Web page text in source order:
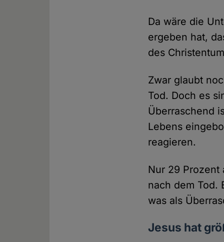
Da wäre die
ergeben hat,
des
Zwar glaubt
Tod. Doch es
Überraschend
Lebens
reagieren.
Nur 29 Prozent
nach dem Tod.
was als
Jesus hat